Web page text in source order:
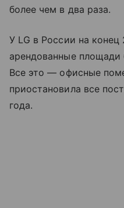
более чем в два раза.
У LG в России на конец
арендованные
Все это — офисные
приостановила все
года.